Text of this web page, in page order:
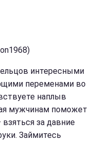
интересными
переменами во
наплыв
мужчинам поможет
за давние
Займитесь